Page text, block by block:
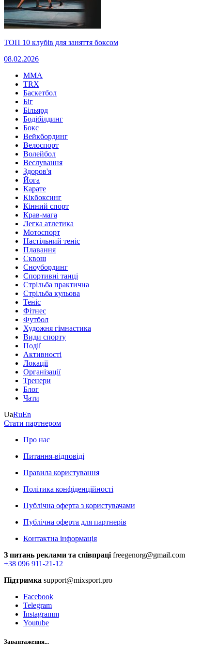
ТОП 10 клубів для заняття боксом
08.02.2026
MMA
TRX
Баскетбол
Біг
Більярд
Бодібілдинг
Бокс
Вейкбординг
Велоспорт
Волейбол
Веслування
Здоров'я
Йога
Карате
Кікбоксинг
Кінний спорт
Крав-мага
Легка атлетика
Мотоспорт
Настільний теніс
Плавання
Сквош
Сноубординг
Спортивні танці
Стрільба практична
Стрільба кульова
Теніс
Фітнес
Футбол
Художня гімнастика
Види спорту
Події
Активності
Локації
Організації
Тренери
Блог
Чати
UaRuEn
Стати партнером
Про нас
Питання-відповіді
Правила користування
Політика конфіденційності
Публічна оферта з користувачами
Публічна оферта для партнерів
Контактна інформація
З питань реклами та співпраці freegenorg@gmail.com
+38 096 911-21-12
Підтримка support@mixsport.pro
Facebook
Telegram
Instagramm
Youtube
Завантаження...